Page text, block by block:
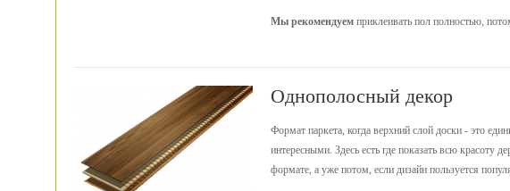
Мы рекомендуем приклеивать пол полностью,
Однополосный декор
Формат паркета, когда верхний слой доски - это
интересными. Здесь есть где показать всю красоту
формате, а уже потом, если дизайн пользуется